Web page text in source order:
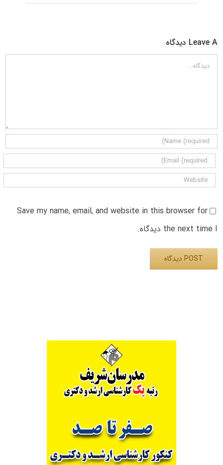
Leave A دیدگاه
دیدگاه
Save my name, email, and website in this browser for
the next time I دیدگاه.